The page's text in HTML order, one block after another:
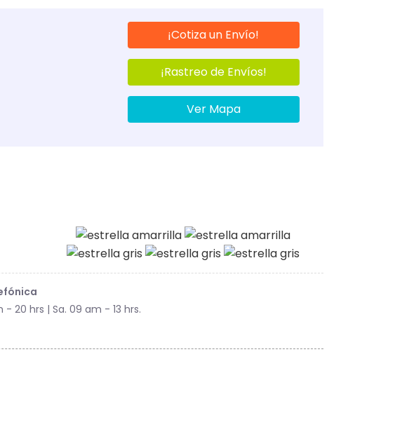
¡Cotiza un Envío!
¡Rastreo de Envíos!
Ver Mapa
- 20 hrs | Sa. 09 am - 13 hrs.